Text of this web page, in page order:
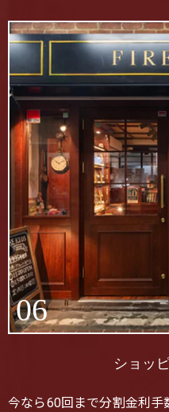
06
ショッ
今なら60回まで分割金利手